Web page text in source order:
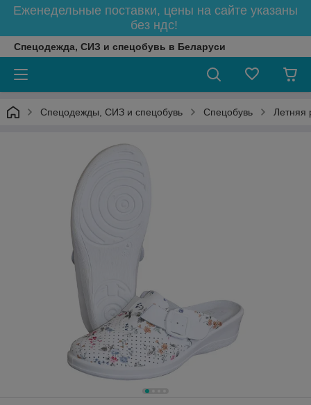
Еженедельные поставки, цены на сайте указаны
без ндс!
Спецодежда, СИЗ и спецобувь в Беларуси
Спецодежды, СИЗ и спецобувь Спецобувь Летняя